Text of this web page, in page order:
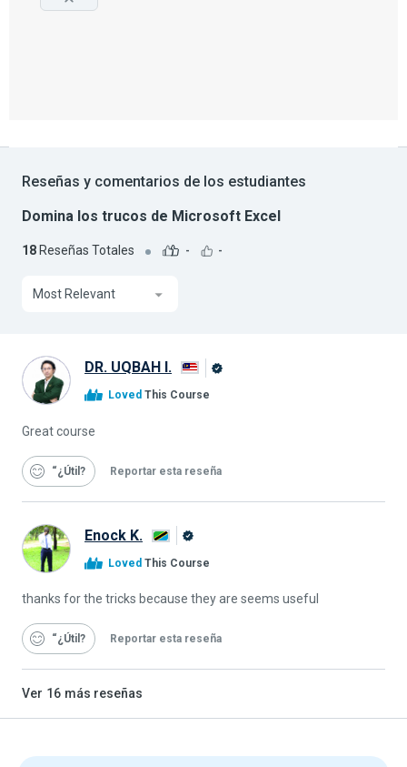
Reseñas y comentarios de los estudiantes
Domina los trucos de Microsoft Excel
18 Reseñas Totales - -
Most Relevant
DR. UQBAH I.
Loved This Course
Great course
“¿Útil Reportar esta reseña
Enock K.
Alison
Loved This Course
thanks for the tricks because they are seems useful
“¿Útil Reportar esta reseña
Ver 16 más reseñas